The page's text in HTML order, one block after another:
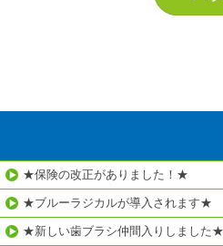
★保険の改正がありました！★
★ブルーラジカルが導入されます★
★新しい歯ブラシ仲間入りしました★